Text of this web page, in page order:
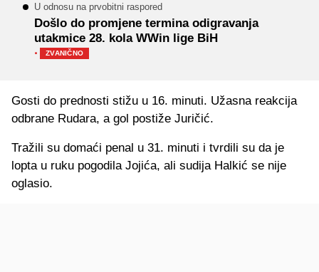
U odnosu na prvobitni raspored
Došlo do promjene termina odigravanja
utakmice 28. kola WWin lige BiH
· ZVANIČNO
Gosti do prednosti stižu u 16. minuti. Užasna reakcija
odbrane Rudara, a gol postiže Juričić.
Tražili su domaći penal u 31. minuti i tvrdili su da je
lopta u ruku pogodila Jojića, ali sudija Halkić se nije
oglasio.